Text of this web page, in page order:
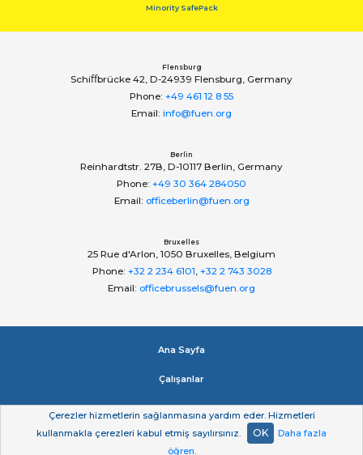
Minority SafePack
Flensburg
Schiﬀbrücke 42, D-24939 Flensburg, Germany
Phone: +49 461 12 8 55
Email: info@fuen.org
Berlin
Reinhardtstr. 27B, D-10117 Berlin, Germany
Phone: +49 30 364 284050
Email: officeberlin@fuen.org
Bruxelles
25 Rue d'Arlon, 1050 Bruxelles, Belgium
Phone: +32 2 234 6101, +32 2 743 3028
Email: officebrussels@fuen.org
Ana Sayfa
Çalışanlar
Impressum
Gizlilik beyan
Çerezler hizmetlerin sağlanmasına yardım eder. Hizmetleri
kullanmakla çerezleri kabul etmiş sayılırsınız.
OK
Daha fazla
öğren.